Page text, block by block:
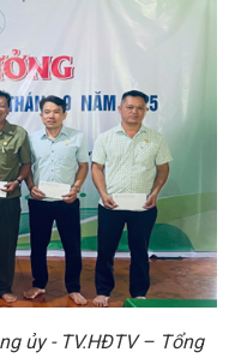
ủy - TV.HĐTV – Tổng